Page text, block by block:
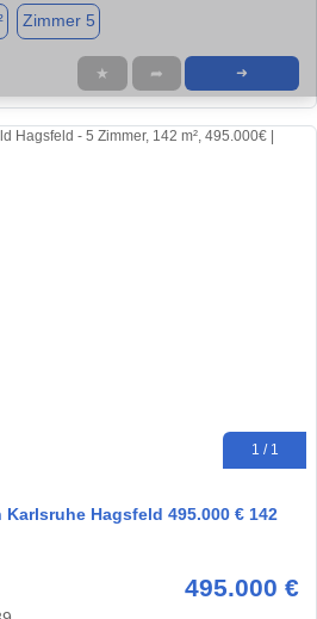
Zimmer 5
★ ➦ ➜
1 / 1
Hagsfeld 495.000 € 142
495.000 €